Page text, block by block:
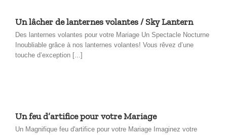
Un lâcher de lanternes volantes / Sky Lantern
Des lanternes volantes pour votre Mariage Un Spectacle Nocturne
Inoubliable grâce à nos lanternes volantes! Vous rêvez d’une
touche d’exception [...]
Un feu d’artifice pour votre Mariage
Un Magnifique feu d'artifice pour votre Mariage Imaginez votre